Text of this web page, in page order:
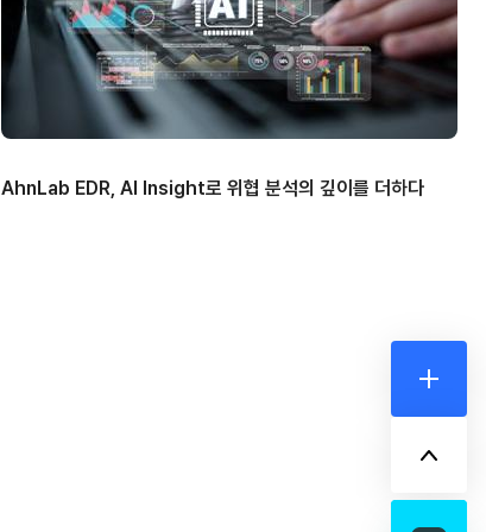
더보기
위로
AhnLab EDR, AI Insight로 위협 분석의 깊이를 더하다